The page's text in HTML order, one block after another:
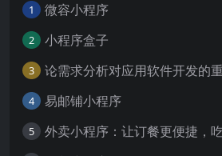
1 微容小程序
2 小程序盒子
3 论需求分析对应用软件开发的
4 易邮铺小程序
5 外卖小程序：让订餐更便捷，